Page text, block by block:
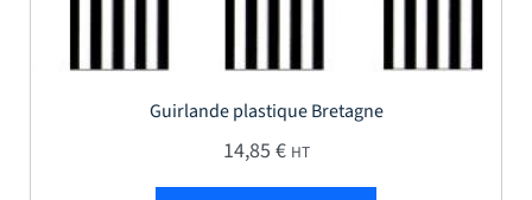
Guirlande plastique Bretagne
14,85 € HT